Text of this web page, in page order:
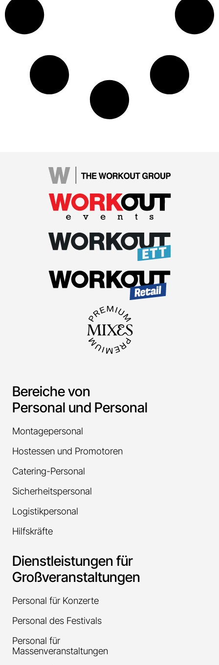
Bereiche von
Personal und Personal
Montagepersonal
Hostessen und Promotoren
Catering-Personal
Sicherheitspersonal
Logistikpersonal
Hilfskräfte
Dienstleistungen für
Großveranstaltungen
Personal für Konzerte
Personal des Festivals
Personal für
Massenveranstaltungen